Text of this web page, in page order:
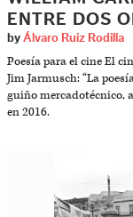
ENTRE DOS
by Álvaro Ruiz Rodilla
Poesía para el cine El
Jim Jarmusch: “La
guiño mercadotécnico,
en 2016.